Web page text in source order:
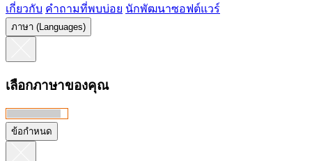
เกี่ยวกับ คำถามที่พบบ่อย นักพัฒนาซอฟต์แวร์
ภาษา (Languages)
เลือกภาษาของคุณ
ข้อกำหนด